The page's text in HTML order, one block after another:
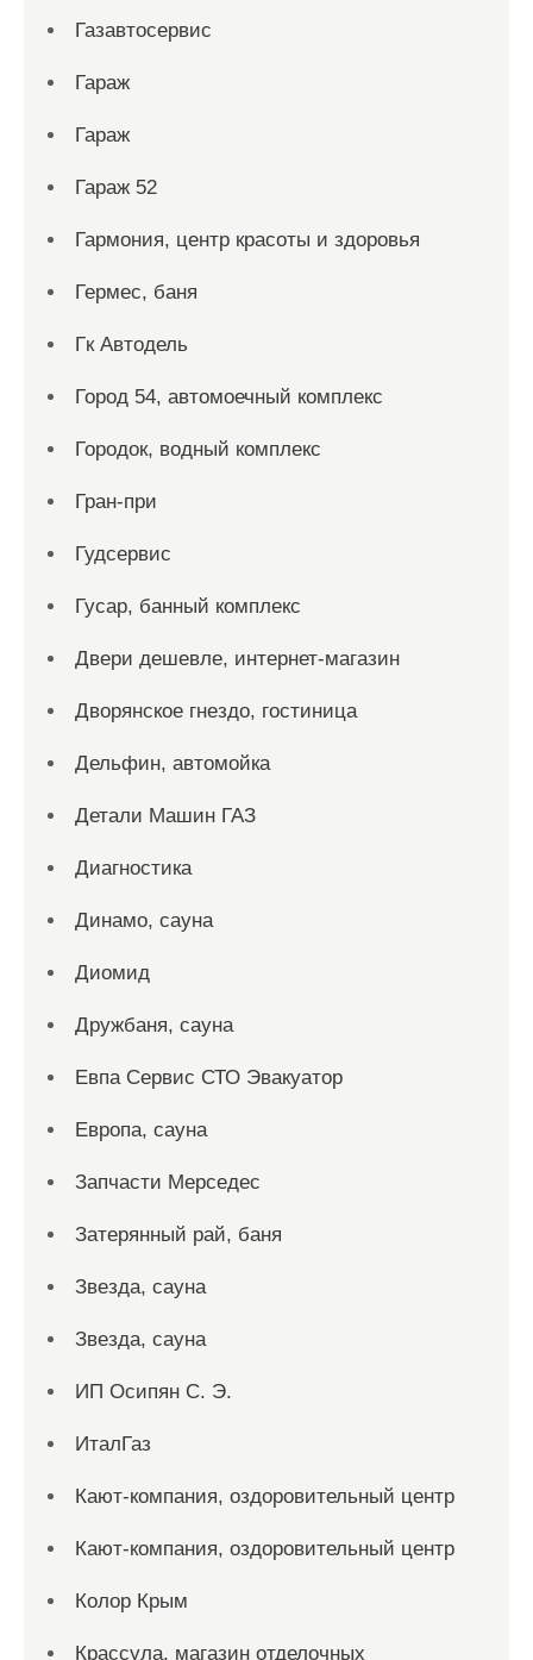
Газавтосервис
Гараж
Гараж
Гараж 52
Гармония, центр красоты и здоровья
Гермес, баня
Гк Автодель
Город 54, автомоечный комплекс
Городок, водный комплекс
Гран-при
Гудсервис
Гусар, банный комплекс
Двери дешевле, интернет-магазин
Дворянское гнездо, гостиница
Дельфин, автомойка
Детали Машин ГАЗ
Диагностика
Динамо, сауна
Диомид
Дружбаня, сауна
Евпа Сервис СТО Эвакуатор
Европа, сауна
Запчасти Мерседес
Затерянный рай, баня
Звезда, сауна
Звезда, сауна
ИП Осипян С. Э.
ИталГаз
Кают-компания, оздоровительный центр
Кают-компания, оздоровительный центр
Колор Крым
Крассула, магазин отделочных